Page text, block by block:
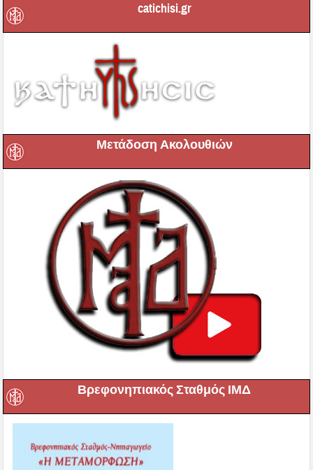
catichisi.gr
Μετάδοση Ακολουθιών
Βρεφονηπιακός Σταθμός ΙΜΔ